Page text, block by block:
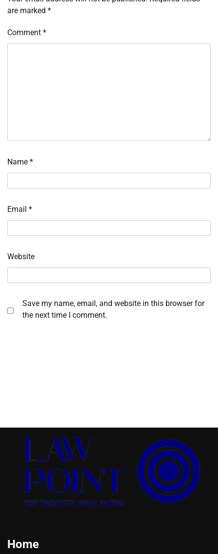
are marked *
Comment *
Name *
Email *
Website
Save my name, email, and website in this browser for
the next time I comment.
Home